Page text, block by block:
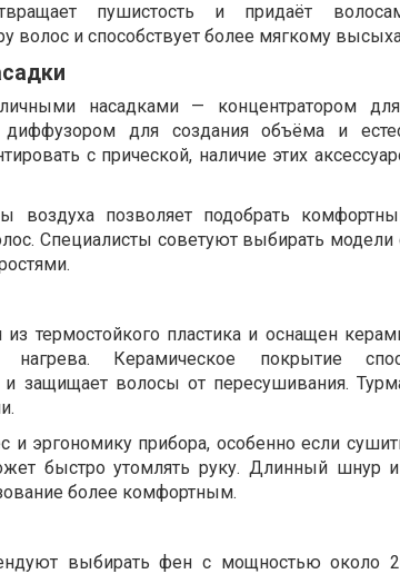
пушистость и придаёт
волос и способствует более мягкому
насадками — концентратором для
для создания объёма и
с прической, наличие этих
воздуха позволяет подобрать
Специалисты советуют выбирать модели
термостойкого пластика и оснащен
Керамическое покрытие
защищает волосы от пересушивания.
и эргономику прибора, особенно если
быстро утомлять руку. Длинный шнур
более комфортным.
выбирать фен с мощностью около